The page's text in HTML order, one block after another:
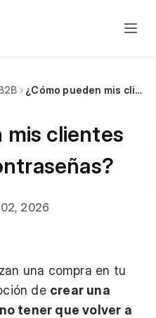
¿Cómo pueden mis clientes recordar sus contraseñas?
mis clientes
2026
una compra en tu
de crear una
tener que volver a